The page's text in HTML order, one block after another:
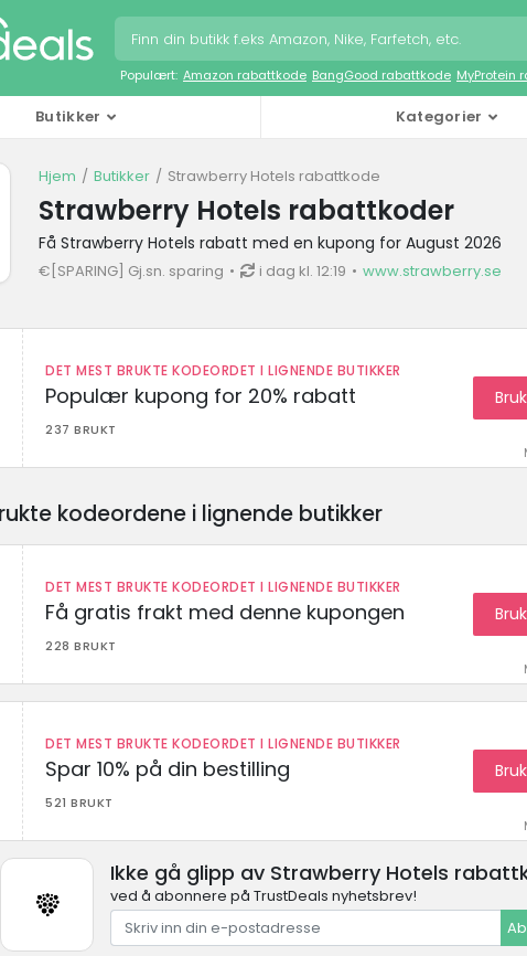
Populært: Amazon rabattkode BangGood rabattkode MyProtein
Butikker Kategorier
Hjem Butikker Strawberry Hotels rabattkode
Strawberry Hotels rabattkoder
Få Strawberry Hotels rabatt med en kupong for August 2026
€[SPARING] Gj.sn. sparing i dag kl. 12:19 www.strawberry.se
DET MEST BRUKTE KODEORDET I LIGNENDE BUTIKKER
Populær kupong for 20% rabatt
237 BRUKT
kodeordene i lignende butikker
DET MEST BRUKTE KODEORDET I LIGNENDE BUTIKKER
Få gratis frakt med denne kupongen
228 BRUKT
DET MEST BRUKTE KODEORDET I LIGNENDE BUTIKKER
Spar 10% på din bestilling
521 BRUKT
Ikke gå glipp av Strawberry Hotels
ved å abonnere på TrustDeals nyhetsbrev!